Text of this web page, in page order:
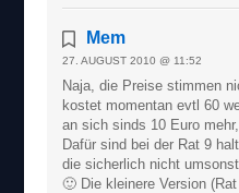
Mem
27. AUGUST 2010 @ 11:52
Naja, die Preise stimmen
kostet momentan evtl 60
an sich sinds 10 Euro
Dafür sind bei der Rat 9
die sicherlich nicht
🙂 Die kleinere Version